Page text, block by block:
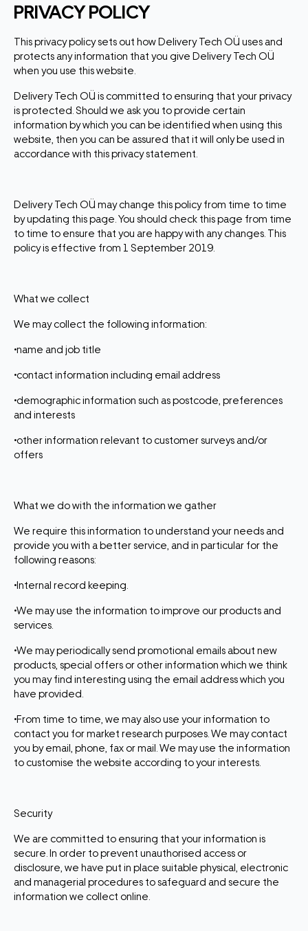
PRIVACY POLICY
This privacy policy sets out how Delivery Tech OÜ uses and
protects any information that you give Delivery Tech OÜ
when you use this website.
Delivery Tech OÜ is committed to ensuring that your privacy
is protected. Should we ask you to provide certain
information by which you can be identified when using this
website, then you can be assured that it will only be used in
accordance with this privacy statement.
Delivery Tech OÜ may change this policy from time to time
by updating this page. You should check this page from time
to time to ensure that you are happy with any changes. This
policy is effective from 1 September 2019.
What we collect
We may collect the following information:
•name and job title
•contact information including email address
•demographic information such as postcode, preferences
and interests
•other information relevant to customer surveys and/or
offers
What we do with the information we gather
We require this information to understand your needs and
provide you with a better service, and in particular for the
following reasons:
•Internal record keeping.
•We may use the information to improve our products and
services.
•We may periodically send promotional emails about new
products, special offers or other information which we think
you may find interesting using the email address which you
have provided.
•From time to time, we may also use your information to
contact you for market research purposes. We may contact
you by email, phone, fax or mail. We may use the information
to customise the website according to your interests.
Security
We are committed to ensuring that your information is
secure. In order to prevent unauthorised access or
disclosure, we have put in place suitable physical, electronic
and managerial procedures to safeguard and secure the
information we collect online.